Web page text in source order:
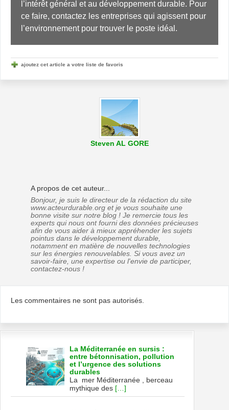
l’intérêt général et au développement durable. Pour
ce faire, contactez les entreprises qui agissent pour
l’environnement pour trouver le poste idéal.
ajoutez cet article a votre liste de favoris
Steven AL GORE
A propos de cet auteur...
Bonjour, je suis le directeur de la rédaction du site
www.acteurdurable.org et je vous souhaite une
bonne visite sur notre blog ! Je remercie tous les
experts qui nous ont fourni des données précieuses
afin de vous aider à mieux appréhender les sujets
pointus dans le développement durable,
notamment en matière de nouvelles technologies
sur les énergies renouvelables. Si vous avez un
savoir-faire, une expertise ou l'envie de participer,
contactez-nous !
Les commentaires ne sont pas autorisés.
La Méditerranée en sursis :
entre bétonnisation, pollution
et l’urgence des solutions
durables
La mer Méditerranée , berceau
mythique des […]